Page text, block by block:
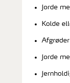
Jorde
Kolde
Jorde